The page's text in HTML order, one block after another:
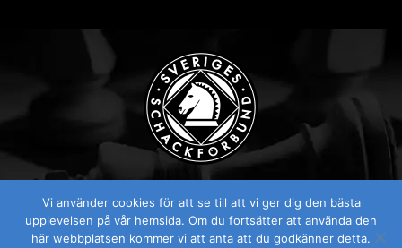
Vi använder cookies för att se till att vi ger dig den bästa
upplevelsen på vår hemsida. Om du fortsätter att använda den
här webbplatsen kommer vi att anta att du godkänner detta.